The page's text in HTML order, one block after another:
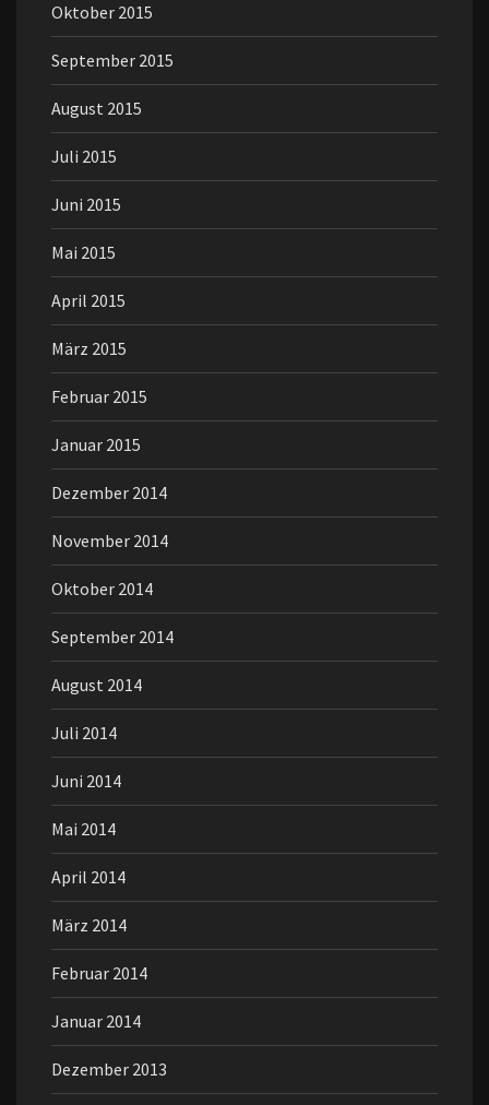
Oktober 2015
September 2015
August 2015
Juli 2015
Juni 2015
Mai 2015
April 2015
März 2015
Februar 2015
Januar 2015
Dezember 2014
November 2014
Oktober 2014
September 2014
August 2014
Juli 2014
Juni 2014
Mai 2014
April 2014
März 2014
Februar 2014
Januar 2014
Dezember 2013